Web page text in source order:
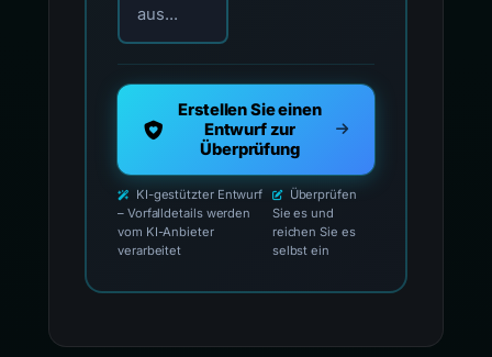
aus...
Erstellen Sie einen
Entwurf zur
Überprüfung
KI-gestützter Entwurf
– Vorfalldetails werden
vom KI-Anbieter
verarbeitet
Überprüfen
Sie es und
reichen Sie es
selbst ein